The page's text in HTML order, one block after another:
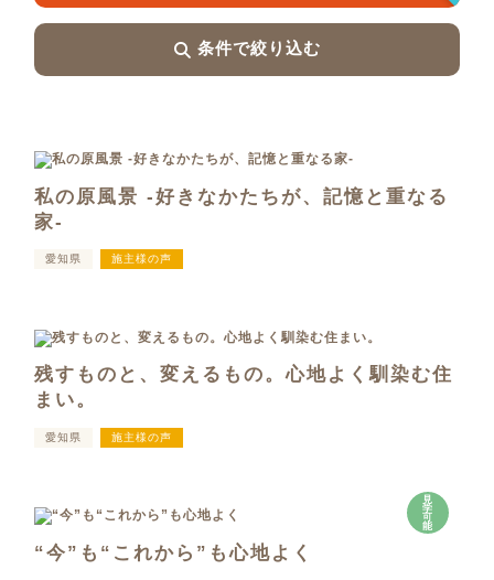
条件で絞り込む
私の原風景 -好きなかたちが、記憶と重なる
家-
愛知県 施主様の声
残すものと、変えるもの。心地よく馴染む住
まい。
愛知県 施主様の声
見
学
可
能
“今”も“これから”も心地よく